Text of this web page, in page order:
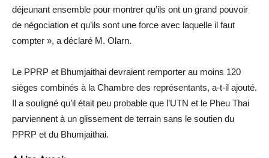
déjeunant ensemble pour montrer qu’ils ont un grand pouvoir
de négociation et qu’ils sont une force avec laquelle il faut
compter », a déclaré M. Olarn.
Le PPRP et Bhumjaithai devraient remporter au moins 120
sièges combinés à la Chambre des représentants, a-t-il ajouté.
Il a souligné qu’il était peu probable que l’UTN et le Pheu Thai
parviennent à un glissement de terrain sans le soutien du
PPRP et du Bhumjaithai.